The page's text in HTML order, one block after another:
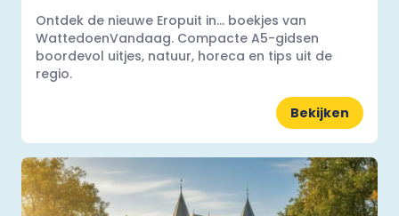
Ontdek de nieuwe Eropuit in... boekjes van
WattedoenVandaag. Compacte A5-gidsen
boordevol uitjes, natuur, horeca en tips uit de
regio.
Bekijken